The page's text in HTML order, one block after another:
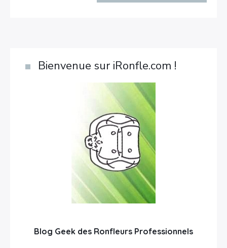
Bienvenue sur iRonfle.com !
Blog Geek des Ronfleurs Professionnels